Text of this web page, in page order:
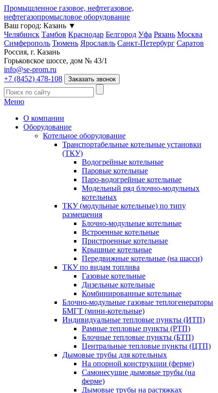
Промышленное газовое, нефтегазовое,
нефтегазопромысловое оборудование
Ваш город: Казань ▼
Челябинск Тамбов Краснодар Белгород Уфа Рязань Москва
Симферополь Тюмень Ярославль Санкт-Петербург Саратов
Россия, г. Казань
Горьковское шоссе, дом № 43/1
info@se-prom.ru
+7 (8452) 478-108
Заказать звонок
Меню
О компании
Оборудование
Котельное оборудование
Транспортабельные котельные установки
(ТКУ)
Водогрейные котельные
Паровые котельные
Паро-водогрейные котельные
Модельный ряд блочно-модульных
котельных
ТКУ (модульные котельные) по типу
размещения
Блочно-модульные котельные
Встроенные котельные
Пристроенные котельные
Крышные котельные
Передвижные котельные (на шасси)
ТКУ по видам топлива
Газовые котельные
Дизельные котельные
Комбинированные котельные
Блочно-модульные газовые теплогенераторы
БМГТ (мини-котельные)
Индивидуальные тепловые пункты (ИТП)
Рамные тепловые пункты (РТП)
Блочные тепловые пункты (БТП)
Центральные тепловые пункты (ЦТП)
Дымовые трубы для котельных
На опорной конструкции (ферме)
Самонесущие дымовые трубы (на
ферме)
Дымовые трубы на растяжках